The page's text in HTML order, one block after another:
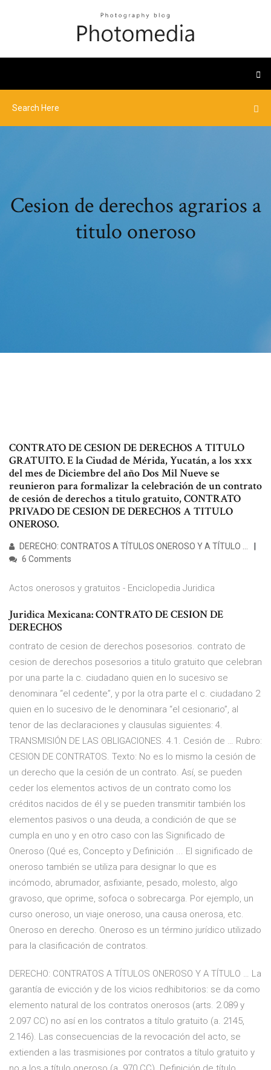
Cesion de derechos agrarios a
titulo oneroso
CONTRATO DE CESION DE DERECHOS A TITULO
GRATUITO. E la Ciudad de Mérida, Yucatán, a los xxx
del mes de Diciembre del año Dos Mil Nueve se
reunieron para formalizar la celebración de un contrato
de cesión de derechos a titulo gratuito, CONTRATO
PRIVADO DE CESION DE DERECHOS A TITULO
ONEROSO.
DERECHO: CONTRATOS A TÍTULOS ONEROSO Y A TÍTULO …
6 Comments
Actos onerosos y gratuitos - Enciclopedia Juridica
Juridica Mexicana: CONTRATO DE CESION DE
DERECHOS
contrato de cesion de derechos posesorios. contrato de
cesion de derechos posesorios a titulo gratuito que celebran
por una parte la c. ciudadano quien en lo sucesivo se
denominara “el cedente”, y por la otra parte el c. ciudadano 2
quien en lo sucesivo de le denominara “el cesionario”, al
tenor de las declaraciones y clausulas siguientes: 4.
TRANSMISIÓN DE LAS OBLIGACIONES. 4.1. Cesión de … Rubro:
CESION DE CONTRATOS. Texto: No es lo mismo la cesión de
un derecho que la cesión de un contrato. Así, se pueden
ceder los elementos activos de un contrato como los
créditos nacidos de él y se pueden transmitir también los
elementos pasivos o una deuda, a condición de que se
cumpla en uno y en otro caso con las Significado de
Oneroso (Qué es, Concepto y Definición ... El significado de
oneroso también se utiliza para designar lo que es
incómodo, abrumador, asfixiante, pesado, molesto, algo
gravoso, que oprime, sofoca o sobrecarga. Por ejemplo, un
curso oneroso, un viaje oneroso, una causa onerosa, etc.
Oneroso en derecho. Oneroso es un término jurídico utilizado
para la clasificación de contratos.
DERECHO: CONTRATOS A TÍTULOS ONEROSO Y A TÍTULO … La
garantía de evicción y de los vicios redhibitorios: se da como
elemento natural de los contratos onerosos (arts. 2.089 y
2.097 CC) no así en los contratos a título gratuito (a. 2145,
2.146). Las consecuencias de la revocación del acto, se
extienden a las trasmisiones por contratos a título gratuito y